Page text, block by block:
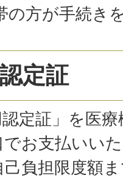
の方が手続き
定証
認定証」を医
お支払いい
己負担限度額